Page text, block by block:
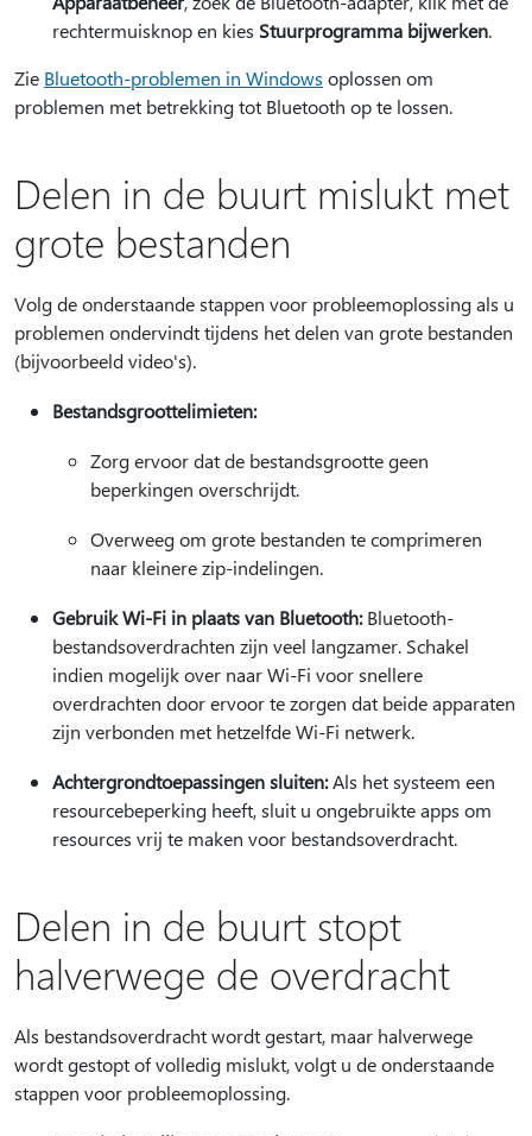
rechtermuisknop en kies Stuurprogramma bijwerken.
Zie Bluetooth-problemen in Windows oplossen om
problemen met betrekking tot Bluetooth op te lossen.
Delen in de buurt mislukt met
grote bestanden
Volg de onderstaande stappen voor probleemoplossing als u
problemen ondervindt tijdens het delen van grote bestanden
(bijvoorbeeld video's).
Bestandsgroottelimieten:
Zorg ervoor dat de bestandsgrootte geen
beperkingen overschrijdt.
Overweeg om grote bestanden te comprimeren
naar kleinere zip-indelingen.
Gebruik Wi-Fi in plaats van Bluetooth:Bluetooth-
bestandsoverdrachten zijn veel langzamer. Schakel
indien mogelijk over naar Wi-Fi voor snellere
overdrachten door ervoor te zorgen dat beide apparaten
zijn verbonden met hetzelfde Wi-Fi netwerk.
Achtergrondtoepassingen sluiten:Als het systeem een
resourcebeperking heeft, sluit u ongebruikte apps om
resources vrij te maken voor bestandsoverdracht.
Delen in de buurt stopt
halverwege de overdracht
Als bestandsoverdracht wordt gestart, maar halverwege
wordt gestopt of volledig mislukt, volgt u de onderstaande
stappen voor probleemoplossing.